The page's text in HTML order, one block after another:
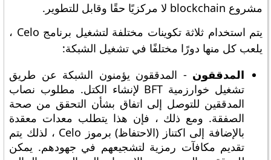
مشروع blockchain لا مركزيًا حقًا وقابل للتطوير.
يتم استخدام ثلاثة تكوينات مختلفة لتشغيل برنامج Celo ،
يلعب كل منها دورًا مختلفًا في تشغيل الشبكة:
المدققون - المدققون يؤمنون الشبكة عن طريق
تشغيل خوارزمية BFT لإنشاء الكتل. مطلوب نصاب
المدققين للتوصل إلى اتفاق بشأن التحقق من صحة
الصفقة. ومع ذلك ، فإن هذا يتطلب معدات معقدة
بالإضافة إلى اكتناز (الاحتفاظ) برموز Celo ، لذلك يتم
تقديم مكافآت رمزية لتشجيعهم في جهودهم. يمكن